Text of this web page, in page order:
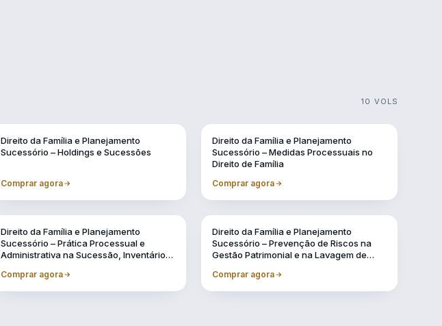
10 VOLS
Direito da Família e Planejamento
Sucessório – Holdings e Sucessões
Comprar agora
Direito da Família e Planejamento
Sucessório – Medidas Processuais no
Direito de Família
Comprar agora
Direito da Família e Planejamento
Sucessório – Prática Processual e
Administrativa na Sucessão, Inventários
Comprar agora
Direito da Família e Planejamento
Sucessório – Prevenção de Riscos na
Gestão Patrimonial e na Lavagem de
Comprar agora